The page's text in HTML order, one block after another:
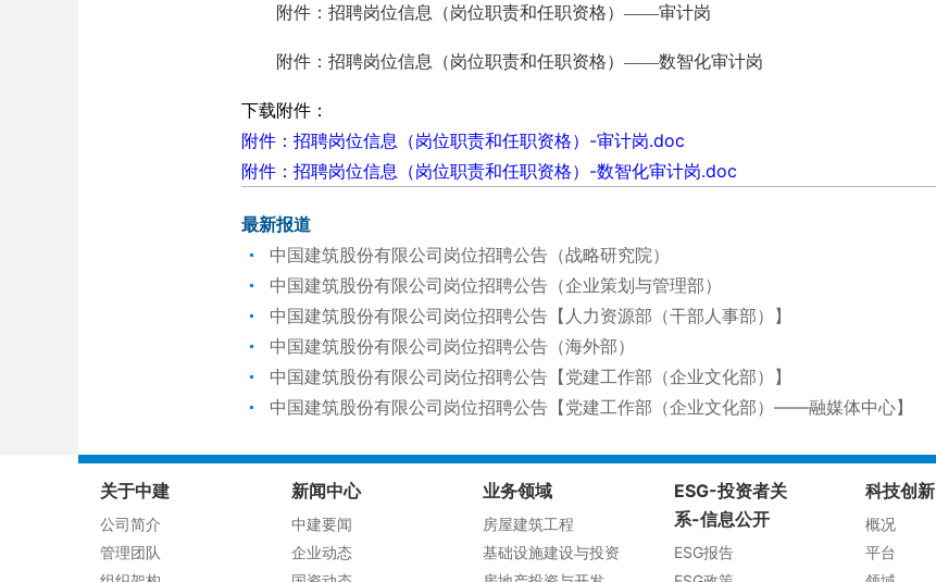
附件：招聘岗位信息（岗位职责和任职资格）——审计岗
附件：招聘岗位信息（岗位职责和任职资格）——数智化审计岗
下载附件：
附件：招聘岗位信息（岗位职责和任职资格）-审计岗.doc
附件：招聘岗位信息（岗位职责和任职资格）-数智化审计岗.doc
最新报道
中国建筑股份有限公司岗位招聘公告（战略研究院）
中国建筑股份有限公司岗位招聘公告（企业策划与管理部）
中国建筑股份有限公司岗位招聘公告【人力资源部（干部人事部）】
中国建筑股份有限公司岗位招聘公告（海外部）
中国建筑股份有限公司岗位招聘公告【党建工作部（企业文化部）】
中国建筑股份有限公司岗位招聘公告【党建工作部（企业文化部）——融媒体中心】
关于中建
公司简介
管理团队
新闻中心
中建要闻
企业动态
业务领域
房屋建筑工程
基础设施建设与投资
ESG-投资者关
系-信息公开
ESG报告
科技创新
概况
平台